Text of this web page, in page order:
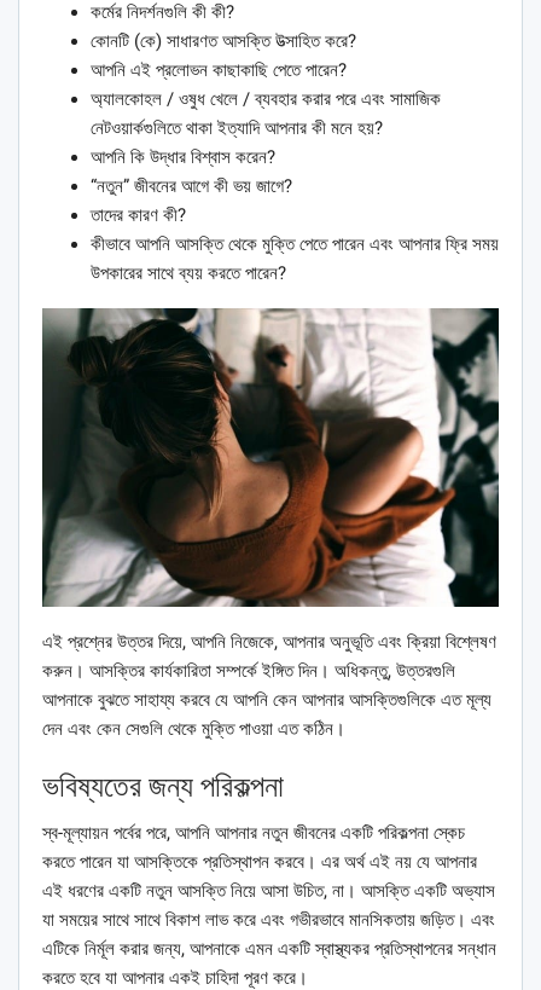
কর্মের নিদর্শনগুলি কী কী?
কোনটি (কে) সাধারণত আসক্তি উত্সাহিত করে?
আপনি এই প্রলোভন কাছাকাছি পেতে পারেন?
অ্যালকোহল / ওষুধ খেলে / ব্যবহার করার পরে এবং সামাজিক
নেটওয়ার্কগুলিতে থাকা ইত্যাদি আপনার কী মনে হয়?
আপনি কি উদ্ধার বিশ্বাস করেন?
“নতুন” জীবনের আগে কী ভয় জাগে?
তাদের কারণ কী?
কীভাবে আপনি আসক্তি থেকে মুক্তি পেতে পারেন এবং আপনার ফ্রি সময়
উপকারের সাথে ব্যয় করতে পারেন?
এই প্রশ্নের উত্তর দিয়ে, আপনি নিজেকে, আপনার অনুভূতি এবং ক্রিয়া বিশ্লেষণ
করুন। আসক্তির কার্যকারিতা সম্পর্কে ইঙ্গিত দিন। অধিকন্তু, উত্তরগুলি
আপনাকে বুঝতে সাহায্য করবে যে আপনি কেন আপনার আসক্তিগুলিকে এত মূল্য
দেন এবং কেন সেগুলি থেকে মুক্তি পাওয়া এত কঠিন।
ভবিষ্যতের জন্য পরিকল্পনা
স্ব-মূল্যায়ন পর্বের পরে, আপনি আপনার নতুন জীবনের একটি পরিকল্পনা স্কেচ
করতে পারেন যা আসক্তিকে প্রতিস্থাপন করবে। এর অর্থ এই নয় যে আপনার
এই ধরণের একটি নতুন আসক্তি নিয়ে আসা উচিত, না। আসক্তি একটি অভ্যাস
যা সময়ের সাথে সাথে বিকাশ লাভ করে এবং গভীরভাবে মানসিকতায় জড়িত। এবং
এটিকে নির্মূল করার জন্য, আপনাকে এমন একটি স্বাস্থ্যকর প্রতিস্থাপনের সন্ধান
করতে হবে যা আপনার একই চাহিদা পূরণ করে।